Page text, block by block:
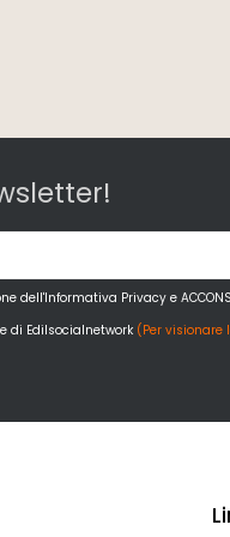
dell'Informativa Privacy e
di Edilsocialnetwork (Per visionare